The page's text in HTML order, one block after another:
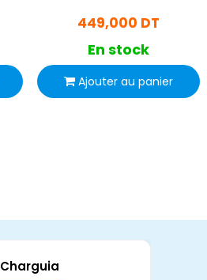
449,000 DT
En stock
Ajouter au panier